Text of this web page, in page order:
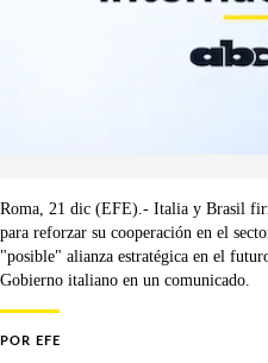
Roma, 21 dic (EFE).- Italia y Brasil
para reforzar su cooperación en el
"posible" alianza estratégica en el
Gobierno italiano en un comunicado.
POR EFE